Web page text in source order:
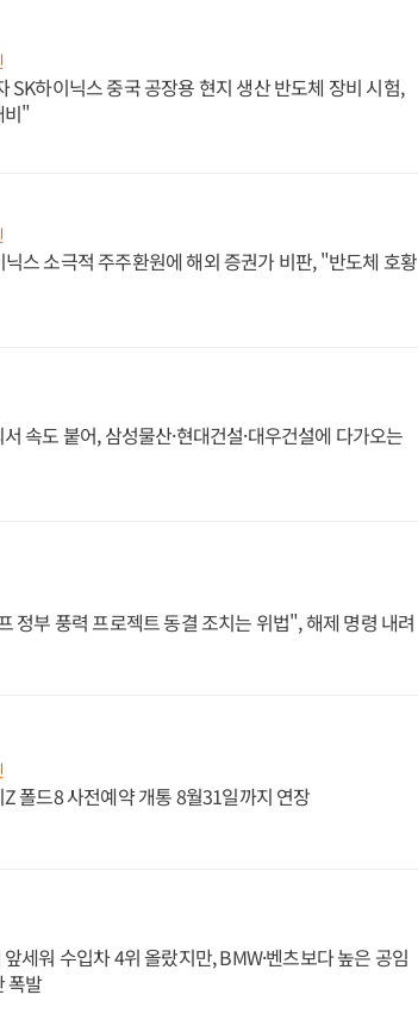
SK하이닉스 중국 공장용 현지 생산 반도체 장비 시험,
비"
스 소극적 주주환원에 해외 증권가 비판, "반도체 호황
속도 붙어, 삼성물산·현대건설·대우건설에 다가오는
정부 풍력 프로젝트 동결 조치는 위법", 해제 명령 내려
폴드8 사전예약 개통 8월31일까지 연장
세워 수입차 4위 올랐지만, BMW·벤츠보다 높은 공임
폭발